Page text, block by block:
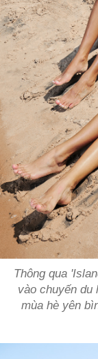
Thông qua
vào chuyến du
mùa hè yên